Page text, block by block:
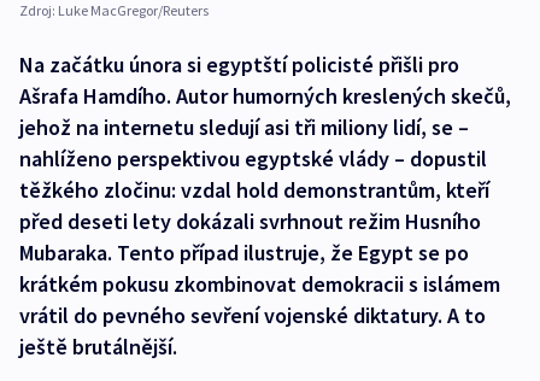
Zdroj: Luke MacGregor/Reuters
Na začátku února si egyptští policisté přišli pro
Ašrafa Hamdího. Autor humorných kreslených skečů,
jehož na internetu sledují asi tři miliony lidí, se –
nahlíženo perspektivou egyptské vlády – dopustil
těžkého zločinu: vzdal hold demonstrantům, kteří
před deseti lety dokázali svrhnout režim Husního
Mubaraka. Tento případ ilustruje, že Egypt se po
krátkém pokusu zkombinovat demokracii s islámem
vrátil do pevného sevření vojenské diktatury. A to
ještě brutálnější.